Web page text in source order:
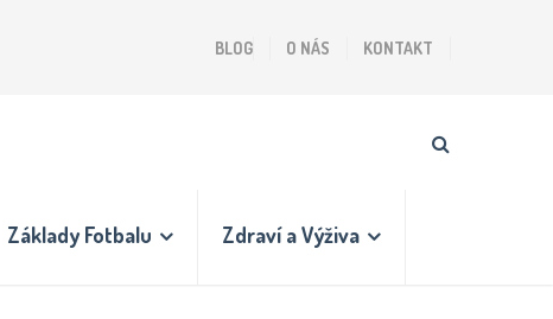
BLOG O NÁS KONTAKT
Základy Fotbalu Zdraví a Výživa